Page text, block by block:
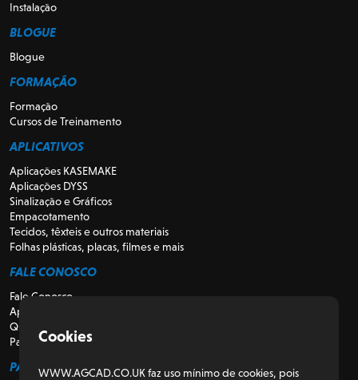
Instalação
BLOGUE
Blogue
FORMAÇÃO
Formação
Cursos de Treinamento
APLICATIVOS
Aplicações KASEMAKE
Aplicações DYSS
Sinalização e Gráficos
Empacotamento
Tecidos, têxteis e outros materiais
Folhas plásticas, placas, filmes e mais
FALE CONOSCO
Fale Conosco
Apoio
Quem somos
Para Revendedores
PARA CLIENTES
Cookies
WWW.AGCAD.CO.UK faz uso mínimo de cookies, pois